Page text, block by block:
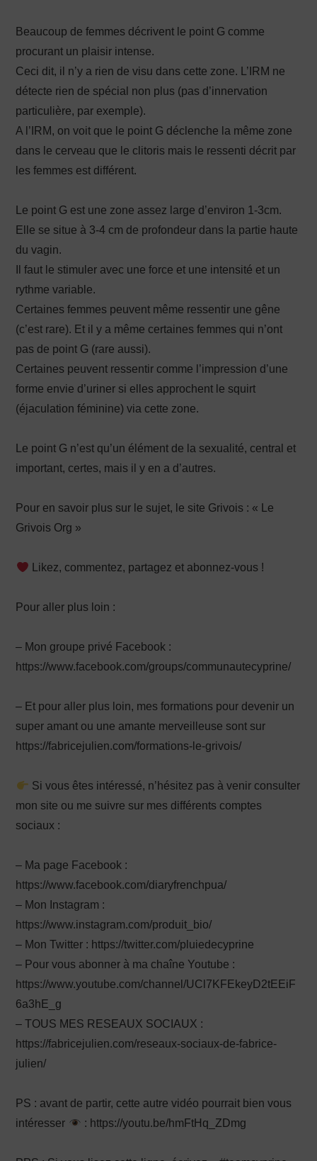
Beaucoup de femmes décrivent le point G comme
procurant un plaisir intense.
Ceci dit, il n’y a rien de visu dans cette zone. L’IRM ne
détecte rien de spécial non plus (pas d’innervation
particulière, par exemple).
A l’IRM, on voit que le point G déclenche la même zone
dans le cerveau que le clitoris mais le ressenti décrit par
les femmes est différent.
Le point G est une zone assez large d’environ 1-3cm.
Elle se situe à 3-4 cm de profondeur dans la partie haute
du vagin.
Il faut le stimuler avec une force et une intensité et un
rythme variable.
Certaines femmes peuvent même ressentir une gêne
(c’est rare). Et il y a même certaines femmes qui n’ont
pas de point G (rare aussi).
Certaines peuvent ressentir comme l’impression d’une
forme envie d’uriner si elles approchent le squirt
(éjaculation féminine) via cette zone.
Le point G n’est qu’un élément de la sexualité, central et
important, certes, mais il y en a d’autres.
Pour en savoir plus sur le sujet, le site Grivois : « Le
Grivois Org »
Likez, commentez, partagez et abonnez-vous !
Pour aller plus loin :
– Mon groupe privé Facebook :
https://www.facebook.com/groups/communautecyprine/
– Et pour aller plus loin, mes formations pour devenir un
super amant ou une amante merveilleuse sont sur
https://fabricejulien.com/formations-le-grivois/
Si vous êtes intéressé, n’hésitez pas à venir consulter
mon site ou me suivre sur mes différents comptes
sociaux :
– Ma page Facebook :
https://www.facebook.com/diaryfrenchpua/
– Mon Instagram :
https://www.instagram.com/produit_bio/
– Mon Twitter : https://twitter.com/pluiedecyprine
– Pour vous abonner à ma chaîne Youtube :
https://www.youtube.com/channel/UCl7KFEkeyD2tEEiF
6a3hE_g
– TOUS MES RESEAUX SOCIAUX :
https://fabricejulien.com/reseaux-sociaux-de-fabrice-
julien/
PS : avant de partir, cette autre vidéo pourrait bien vous
intéresser
: https://youtu.be/hmFtHq_ZDmg